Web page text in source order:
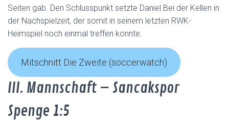
Seiten gab. Den Schlusspunkt setzte Daniel Bei der Kellen in
der Nachspielzeit, der somit in seinem letzten RWK-
Heimspiel noch einmal treffen konnte.
Mitschnitt Die Zweite (soccerwatch)
III. Mannschaft – Sancakspor
Spenge 1:5